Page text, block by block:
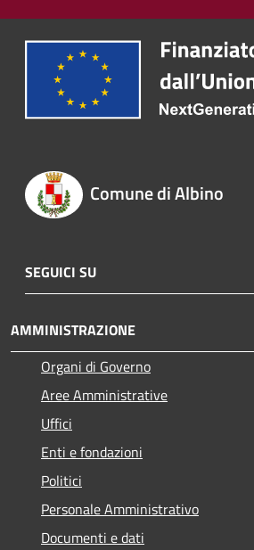
Comune di Albino
SEGUICI SU
AMMINISTRAZIONE
Organi di Governo
Aree Amministrative
Uffici
Enti e fondazioni
Politici
Personale Amministrativo
Documenti e dati